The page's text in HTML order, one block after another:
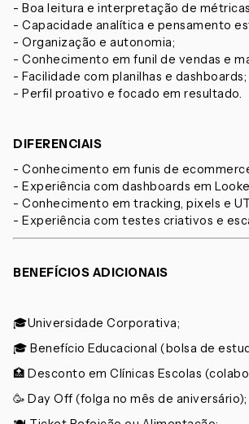
- Boa leitura e interpretação de
- Capacidade analítica e pensamento
- Organização e autonomia;
- Conhecimento em funil de vendas e
- Facilidade com planilhas e dashboards;
- Perfil proativo e focado em resultado.
DIFERENCIAIS
- Conhecimento em funis de
- Experiência com dashboards em
- Conhecimento em tracking, pixels e
- Experiência com testes criativos e
BENEFÍCIOS ADICIONAIS
🎓Universidade Corporativa;
🎓 Benefício Educacional (bolsa de
🏥 Desconto em Clínicas Escolas
🥳 Day Off (folga no mês de aniversário);